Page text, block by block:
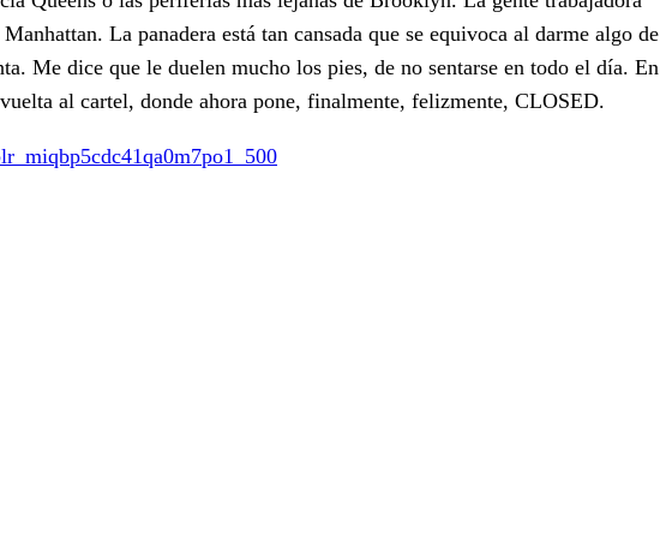
La panadera está tan cansada que se equivoca al darme algo de
Me dice que le duelen mucho los pies, de no sentarse en todo el día. En
al cartel, donde ahora pone, finalmente, felizmente, CLOSED.